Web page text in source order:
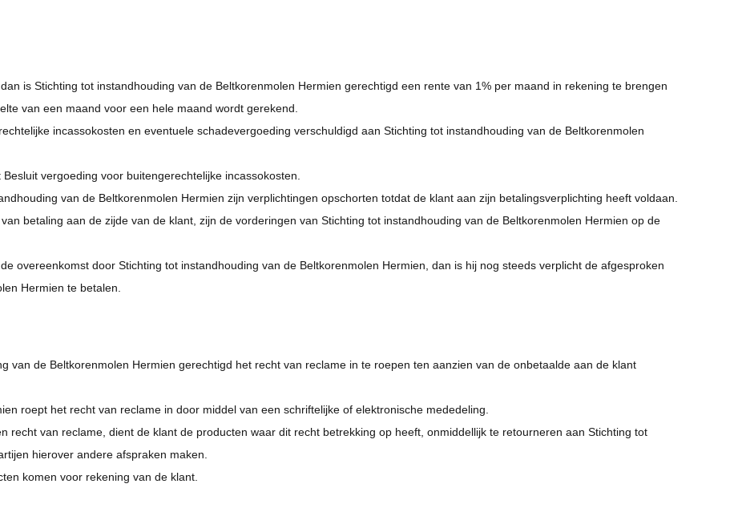
is Stichting tot instandhouding van de Beltkorenmolen Hermien gerechtigd een rente van 1% per maand in rekening te brengen
van een maand voor een hele maand wordt gerekend.
incassokosten en eventuele schadevergoeding verschuldigd aan Stichting tot instandhouding van de Beltkorenmolen
vergoeding voor buitengerechtelijke incassokosten.
van de Beltkorenmolen Hermien zijn verplichtingen opschorten totdat de klant aan zijn betalingsverplichting heeft voldaan.
betaling aan de zijde van de klant, zijn de vorderingen van Stichting tot instandhouding van de Beltkorenmolen Hermien op de
overeenkomst door Stichting tot instandhouding van de Beltkorenmolen Hermien, dan is hij nog steeds verplicht de afgesproken
Hermien te betalen.
van de Beltkorenmolen Hermien gerechtigd het recht van reclame in te roepen ten aanzien van de onbetaalde aan de klant
roept het recht van reclame in door middel van een schriftelijke of elektronische mededeling.
recht van reclame, dient de klant de producten waar dit recht betrekking op heeft, onmiddellijk te retourneren aan Stichting tot
hierover andere afspraken maken.
komen voor rekening van de klant.